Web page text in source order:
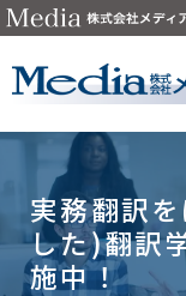
実務翻訳
した)翻訳
施中！